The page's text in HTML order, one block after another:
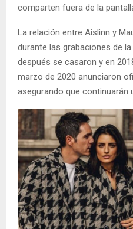
comparten fuera de la
La relación entre Aislinn y
durante las grabaciones de
después se casaron y en
marzo de 2020 anunciaron
asegurando que continuarán